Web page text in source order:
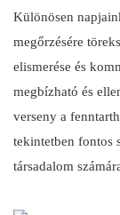
Különösen
megőrzésére
elismerése és
megbízható és
verseny a
tekintetben fontos
társadalom